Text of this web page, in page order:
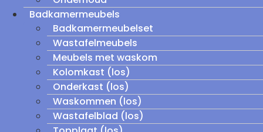
Badkamermeubels
Badkamermeubelset
Wastafelmeubels
Meubels met waskom
Kolomkast (los)
Onderkast (los)
Waskommen (los)
Wastafelblad (los)